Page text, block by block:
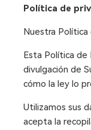
Política de
Nuestra
Esta Política de
divulgación de
cómo la ley lo
Utilizamos sus
acepta la